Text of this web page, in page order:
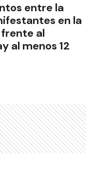
entre la
en la
al
al menos 12